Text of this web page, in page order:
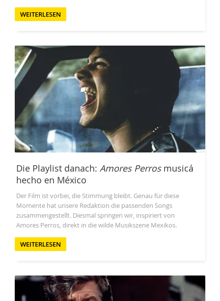
WEITERLESEN
Die Playlist danach: Amores Perrosmusicá
hecho en México
Der Film ist vorbei, die Stimmung bleibt. Genau für diese
Momente hat unsere Redaktion die passenden Songs
zusammengestellt. Diesmal springen wir, inspiriert von
Amores Perros, direkt in die wilde Musikszene Mexikos.
WEITERLESEN